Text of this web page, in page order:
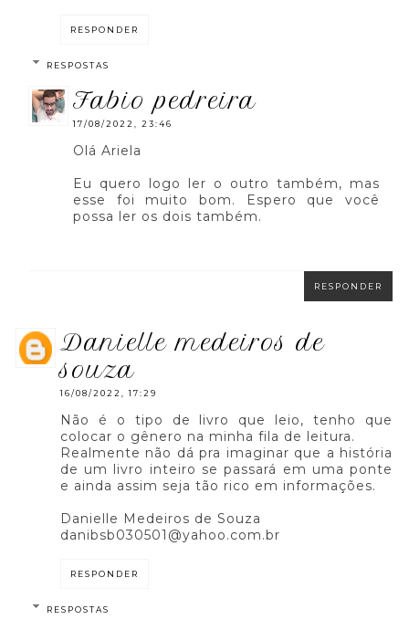
RESPONDER
RESPOSTAS
fabio pedreira
17/08/2022, 23:46
Olá Ariela
Eu quero logo ler o outro também, mas
esse foi muito bom. Espero que você
possa ler os dois também.
RESPONDER
danielle medeiros de
souza
16/08/2022, 17:29
Não é o tipo de livro que leio, tenho que
colocar o gênero na minha fila de leitura.
Realmente não dá pra imaginar que a história
de um livro inteiro se passará em uma ponte
e ainda assim seja tão rico em informações.
Danielle Medeiros de Souza
danibsb030501@yahoo.com.br
RESPONDER
RESPOSTAS